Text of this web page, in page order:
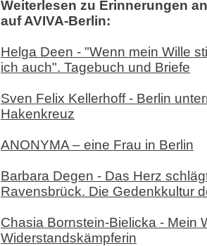
Weiterlesen zu Erinnerungen
auf AVIVA-Berlin:
Helga Deen - "Wenn mein Wille
ich auch". Tagebuch und Briefe
Sven Felix Kellerhoff - Berlin
Hakenkreuz
ANONYMA – eine Frau in Berlin
Barbara Degen - Das Herz
Ravensbrück. Die Gedenkkultur
Chasia Bornstein-Bielicka - Mein
Widerstandskämpferin